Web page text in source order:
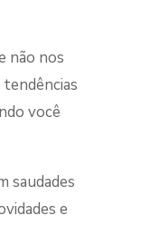
não nos
você
saudades
e